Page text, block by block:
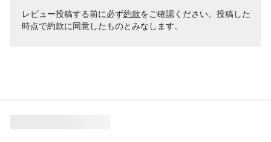
レビュー投稿する前に必ず約款をご確認ください。投稿した
時点で約款に同意したものとみなします。